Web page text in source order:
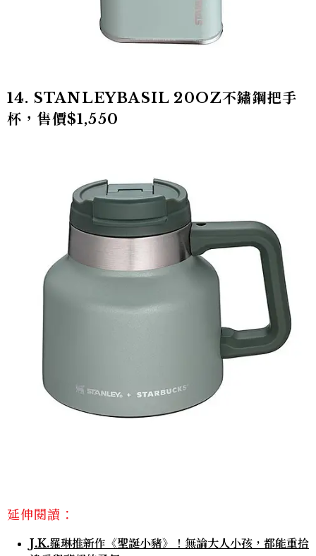
14. STANLEYBASIL 20OZ不鏽鋼把手
杯，售價$1,550
延伸閱讀：
J.K.羅琳推新作《聖誕小豬》！無論大人小孩，都能重拾